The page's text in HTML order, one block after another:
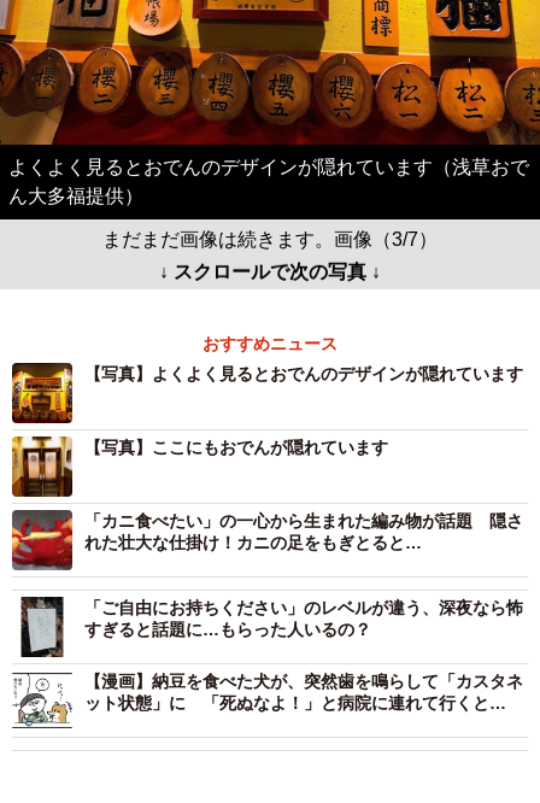
よくよく見るとおでんのデザインが隠れています（浅草おで
ん大多福提供）
まだまだ画像は続きます。画像（3/7）
↓ スクロールで次の写真 ↓
おすすめニュース
【写真】よくよく見るとおでんのデザインが隠れています
【写真】ここにもおでんが隠れています
「カニ食べたい」の一心から生まれた編み物が話題 隠さ
れた壮大な仕掛け！カニの足をもぎとると…
「ご自由にお持ちください」のレベルが違う、深夜なら怖
すぎると話題に…もらった人いるの？
【漫画】納豆を食べた犬が、突然歯を鳴らして「カスタネ
ット状態」に 「死ぬなよ！」と病院に連れて行くと…